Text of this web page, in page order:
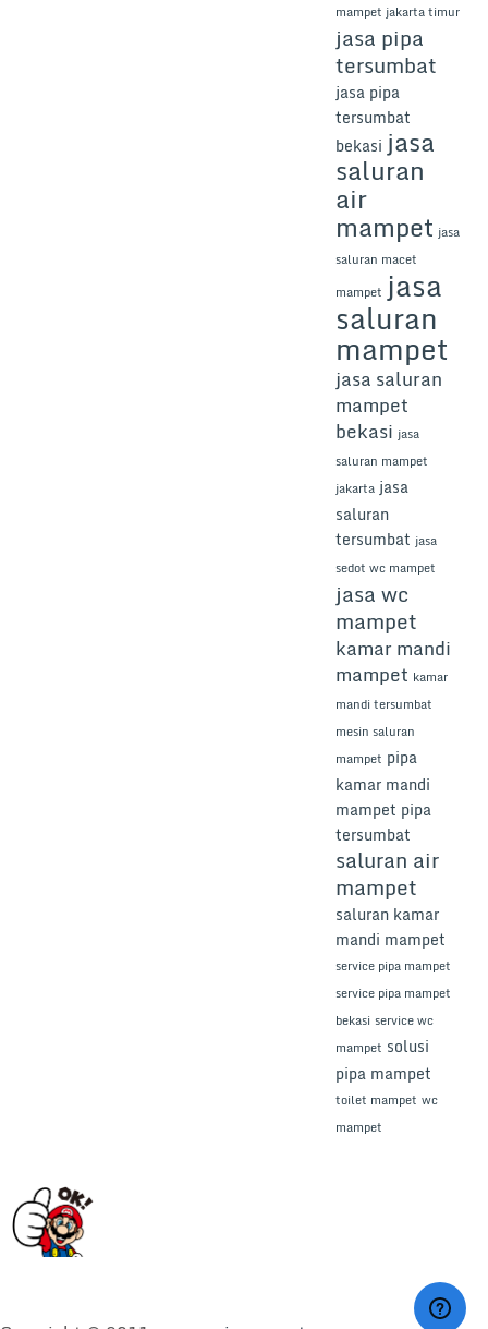
mampet jakarta timur
jasa pipa
tersumbat
jasa pipa
tersumbat
bekasi jasa
saluran
air
mampet jasa
saluran macet
mampet jasa
saluran
mampet
jasa saluran
mampet
bekasi jasa
saluran mampet
jakarta jasa
saluran
tersumbat jasa
sedot wc mampet
jasa wc
mampet
kamar mandi
mampet kamar
mandi tersumbat
mesin saluran
mampet pipa
kamar mandi
mampet pipa
tersumbat
saluran air
mampet
saluran kamar
mandi mampet
service pipa mampet
service pipa mampet
bekasi service wc
mampet solusi
pipa mampet
toilet mampet wc
mampet